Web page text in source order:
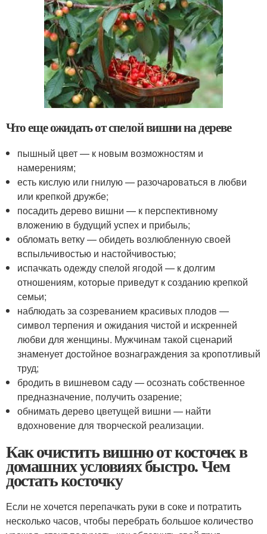
Что еще ожидать от спелой вишни на дереве
пышный цвет — к новым возможностям и
намерениям;
есть кислую или гнилую — разочароваться в любви
или крепкой дружбе;
посадить дерево вишни — к перспективному
вложению в будущий успех и прибыль;
обломать ветку — обидеть возлюбленную своей
вспыльчивостью и настойчивостью;
испачкать одежду спелой ягодой — к долгим
отношениям, которые приведут к созданию крепкой
семьи;
наблюдать за созреванием красивых плодов —
символ терпения и ожидания чистой и искренней
любви для женщины. Мужчинам такой сценарий
знаменует достойное вознаграждения за кропотливый
труд;
бродить в вишневом саду — осознать собственное
предназначение, получить озарение;
обнимать дерево цветущей вишни — найти
вдохновение для творческой реализации.
Как очистить вишню от косточек в
домашних условиях быстро. Чем
достать косточку
Если не хочется перепачкать руки в соке и потратить
несколько часов, чтобы перебрать большое количество